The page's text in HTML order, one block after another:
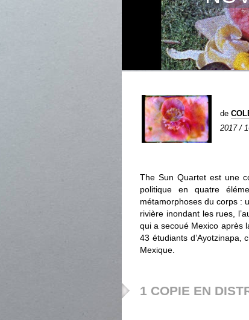
de
2017 /
The Sun Quartet est une
politique en quatre
métamorphoses du corps :
rivière inondant les rues,
qui a secoué Mexico après
43 étudiants d’Ayotzinapa,
Mexique.
1 COPIE EN